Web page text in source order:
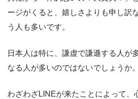
ージがくると、嬉しさよりも申し訳
う人も多いです。
日本人は特に、謙虚で謙遜する人が
なる人が多いのではないでしょうか。
わざわざLINEが来たことによって、